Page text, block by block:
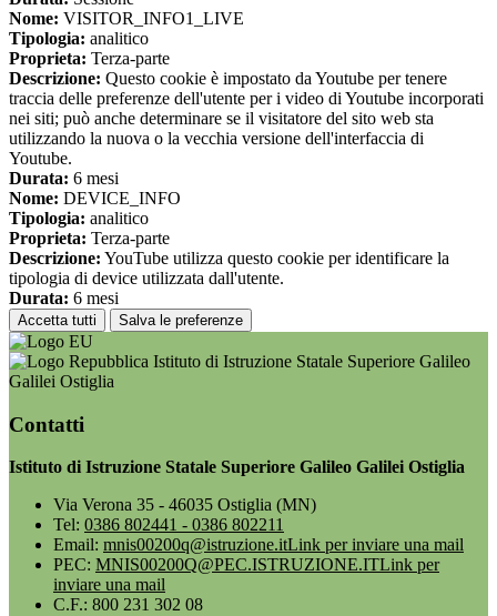
Nome: VISITOR_INFO1_LIVE
Tipologia: analitico
Proprieta: Terza-parte
Descrizione: Questo cookie è impostato da Youtube per tenere
traccia delle preferenze dell'utente per i video di Youtube incorporati
nei siti; può anche determinare se il visitatore del sito web sta
utilizzando la nuova o la vecchia versione dell'interfaccia di
Youtube.
Durata: 6 mesi
Nome: DEVICE_INFO
Tipologia: analitico
Proprieta: Terza-parte
Descrizione: YouTube utilizza questo cookie per identificare la
tipologia di device utilizzata dall'utente.
Durata: 6 mesi
Accetta tutti Salva le preferenze
Istituto di Istruzione Statale Superiore Galileo
Galilei Ostiglia
Contatti
Istituto di Istruzione Statale Superiore Galileo Galilei Ostiglia
Via Verona 35 - 46035 Ostiglia (MN)
Tel: 0386 802441 - 0386 802211
Email: mnis00200q@istruzione.itLink per inviare una mail
PEC: MNIS00200Q@PEC.ISTRUZIONE.ITLink per
inviare una mail
C.F.: 800 231 302 08